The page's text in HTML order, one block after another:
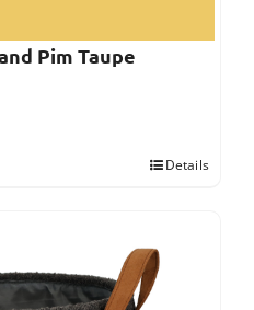
Pim Taupe
Details